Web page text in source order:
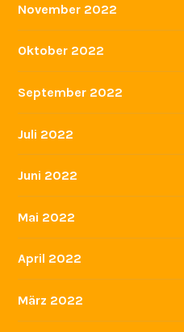
November 2022
Oktober 2022
September 2022
Juli 2022
Juni 2022
Mai 2022
April 2022
März 2022